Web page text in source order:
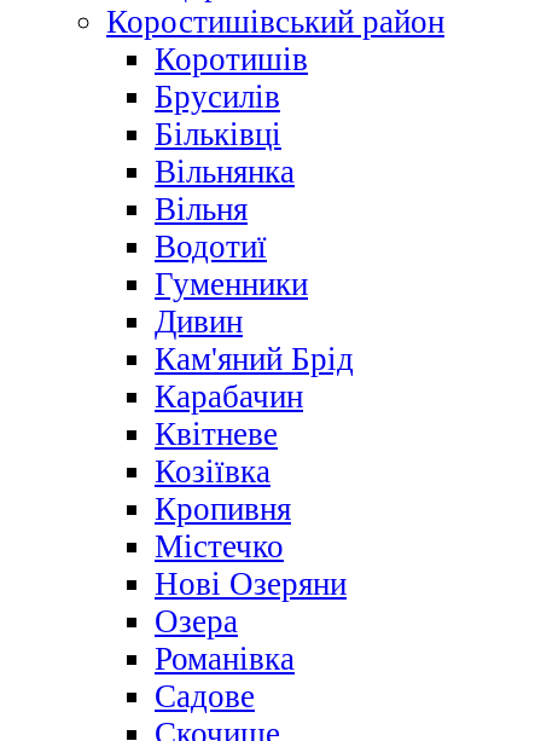
Коростишівський район
Коротишів
Брусилів
Більківці
Вільнянка
Вільня
Водотиї
Гуменники
Дивин
Кам'яний Брід
Карабачин
Квітневе
Козіївка
Кропивня
Містечко
Нові Озеряни
Озера
Романівка
Садове